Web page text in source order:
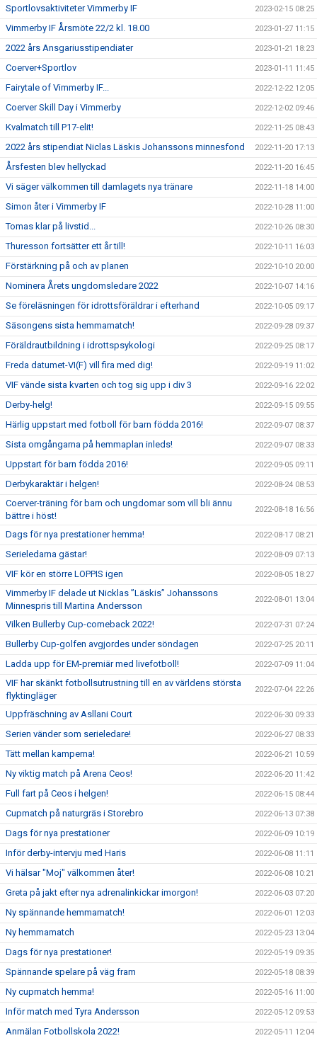
Sportlovsaktiviteter Vimmerby IF 2023-02-15 08:25
Vimmerby IF Årsmöte 22/2 kl. 18.00 2023-01-27 11:15
2022 års Ansgariusstipendiater 2023-01-21 18:23
Coerver+Sportlov 2023-01-11 11:45
Fairytale of Vimmerby IF... 2022-12-22 12:05
Coerver Skill Day i Vimmerby 2022-12-02 09:46
Kvalmatch till P17-elit! 2022-11-25 08:43
2022 års stipendiat Niclas Läskis Johanssons minnesfond 2022-11-20 17:13
Årsfesten blev hellyckad 2022-11-20 16:45
Vi säger välkommen till damlagets nya tränare 2022-11-18 14:00
Simon åter i Vimmerby IF 2022-10-28 11:00
Tomas klar på livstid... 2022-10-26 08:30
Thuresson fortsätter ett år till! 2022-10-11 16:03
Förstärkning på och av planen 2022-10-10 20:00
Nominera Årets ungdomsledare 2022 2022-10-07 14:16
Se föreläsningen för idrottsföräldrar i efterhand 2022-10-05 09:17
Säsongens sista hemmamatch! 2022-09-28 09:37
Föräldrautbildning i idrottspsykologi 2022-09-25 08:17
Freda datumet-VI(F) vill fira med dig! 2022-09-19 11:02
VIF vände sista kvarten och tog sig upp i div 3 2022-09-16 22:02
Derby-helg! 2022-09-15 09:55
Härlig uppstart med fotboll för barn födda 2016! 2022-09-07 08:37
Sista omgångarna på hemmaplan inleds! 2022-09-07 08:33
Uppstart för barn födda 2016! 2022-09-05 09:11
Derbykaraktär i helgen! 2022-08-24 08:53
Coerver-träning för barn och ungdomar som vill bli ännu
bättre i höst!
2022-08-18 16:56
Dags för nya prestationer hemma! 2022-08-17 08:21
Serieledarna gästar! 2022-08-09 07:13
VIF kör en större LOPPIS igen 2022-08-05 18:27
Vimmerby IF delade ut Nicklas ”Läskis” Johanssons
Minnespris till Martina Andersson
2022-08-01 13:04
Vilken Bullerby Cup-comeback 2022! 2022-07-31 07:24
Bullerby Cup-golfen avgjordes under söndagen 2022-07-25 20:11
Ladda upp för EM-premiär med livefotboll! 2022-07-09 11:04
VIF har skänkt fotbollsutrustning till en av världens största
flyktingläger
2022-07-04 22:26
Uppfräschning av Asllani Court 2022-06-30 09:33
Serien vänder som serieledare! 2022-06-27 08:33
Tätt mellan kamperna! 2022-06-21 10:59
Ny viktig match på Arena Ceos! 2022-06-20 11:42
Full fart på Ceos i helgen! 2022-06-15 08:44
Cupmatch på naturgräs i Storebro 2022-06-13 07:38
Dags för nya prestationer 2022-06-09 10:19
Inför derby-intervju med Haris 2022-06-08 11:11
Vi hälsar "Moj" välkommen åter! 2022-06-08 10:21
Greta på jakt efter nya adrenalinkickar imorgon! 2022-06-03 07:20
Ny spännande hemmamatch! 2022-06-01 12:03
Ny hemmamatch 2022-05-23 13:04
Dags för nya prestationer! 2022-05-19 09:35
Spännande spelare på väg fram 2022-05-18 08:39
Ny cupmatch hemma! 2022-05-16 11:00
Inför match med Tyra Andersson 2022-05-12 09:53
Anmälan Fotbollskola 2022! 2022-05-11 12:04